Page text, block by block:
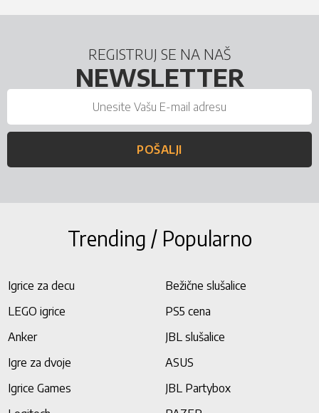
REGISTRUJ SE NA NAŠ
NEWSLETTER
POŠALJI
Trending / Popularno
Igrice za decu
Bežične slušalice
LEGO igrice
PS5 cena
Anker
JBL slušalice
Igre za dvoje
ASUS
Igrice Games
JBL Partybox